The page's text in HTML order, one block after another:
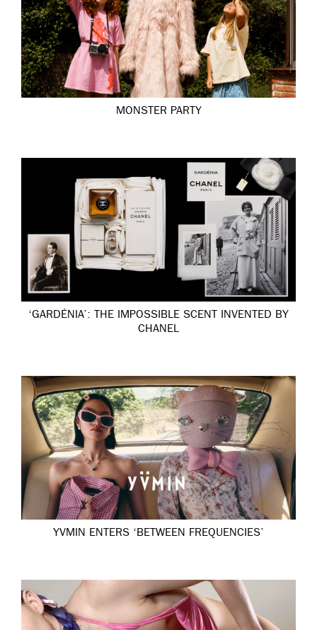
MONSTER PARTY
‘GARDÉNIA’: THE IMPOSSIBLE SCENT INVENTED BY
CHANEL
YVMIN ENTERS ‘BETWEEN FREQUENCIES’